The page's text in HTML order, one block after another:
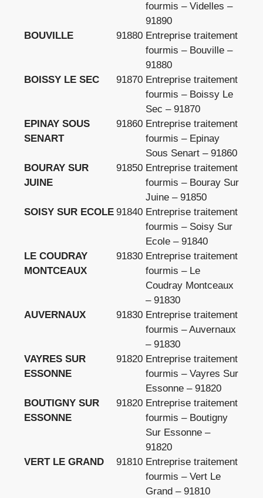
fourmis – Videlles –
91890
BOUVILLE
91880 Entreprise traitement
fourmis – Bouville –
91880
BOISSY LE SEC
91870 Entreprise traitement
fourmis – Boissy Le
Sec – 91870
EPINAY SOUS
SENART
91860 Entreprise traitement
fourmis – Epinay
Sous Senart – 91860
BOURAY SUR
JUINE
91850 Entreprise traitement
fourmis – Bouray Sur
Juine – 91850
SOISY SUR ECOLE 91840 Entreprise traitement
fourmis – Soisy Sur
Ecole – 91840
LE COUDRAY
MONTCEAUX
91830 Entreprise traitement
fourmis – Le
Coudray Montceaux
– 91830
AUVERNAUX
91830 Entreprise traitement
fourmis – Auvernaux
– 91830
VAYRES SUR
ESSONNE
91820 Entreprise traitement
fourmis – Vayres Sur
Essonne – 91820
BOUTIGNY SUR
ESSONNE
91820 Entreprise traitement
fourmis – Boutigny
Sur Essonne –
91820
VERT LE GRAND
91810 Entreprise traitement
fourmis – Vert Le
Grand – 91810